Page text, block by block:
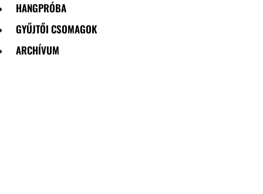
HANGPRÓBA
GYŰJTŐI CSOMAGOK
ARCHÍVUM